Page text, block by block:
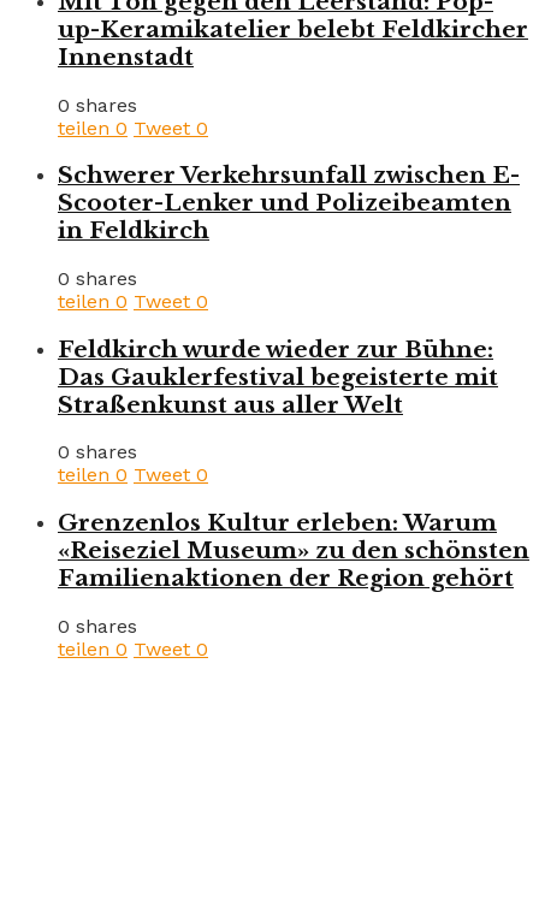
up-Keramikatelier belebt Feldkircher
Innenstadt
0 shares
teilen 0 Tweet 0
Schwerer Verkehrsunfall zwischen E-
Scooter-Lenker und Polizeibeamten
in Feldkirch
0 shares
teilen 0 Tweet 0
Feldkirch wurde wieder zur Bühne:
Das Gauklerfestival begeisterte mit
Straßenkunst aus aller Welt
0 shares
teilen 0 Tweet 0
Grenzenlos Kultur erleben: Warum
«Reiseziel Museum» zu den schönsten
Familienaktionen der Region gehört
0 shares
teilen 0 Tweet 0